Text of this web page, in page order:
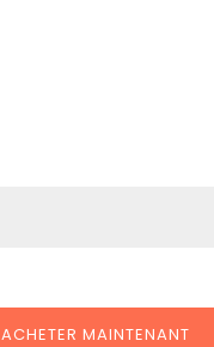
ACHETER MAINTENANT